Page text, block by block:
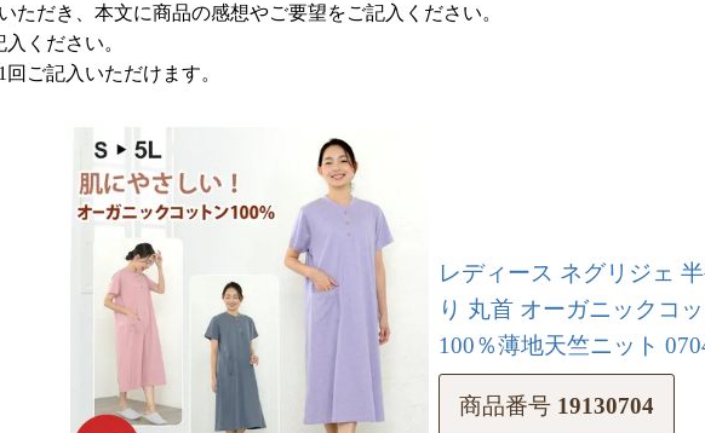
ただき、本文に商品の感想やご要望をご記入ください。
ください。
ご記入いただけます。
レディース ネグリジェ
り 丸首 オーガニックコ
100％薄地天竺ニット
商品番号 19130704